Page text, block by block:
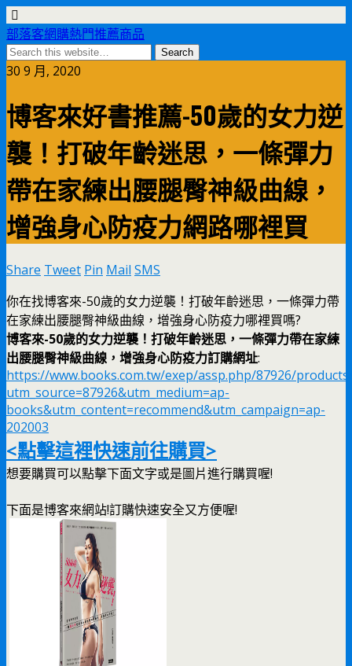
部落客網購熱門推薦商品
30 9 月, 2020
博客來好書推薦-50歲的女力逆
襲！打破年齡迷思，一條彈力
帶在家練出腰腿臀神級曲線，
增強身心防疫力網路哪裡買
Share Tweet Pin Mail SMS
你在找博客來-50歲的女力逆襲！打破年齡迷思，一條彈力帶
在家練出腰腿臀神級曲線，增強身心防疫力哪裡買嗎?
博客來-50歲的女力逆襲！打破年齡迷思，一條彈力帶在家練
出腰腿臀神級曲線，增強身心防疫力訂購網址:
https://www.books.com.tw/exep/assp.php/87926/
utm_source=87926&utm_medium=ap-
books&utm_content=recommend&utm_campaign=ap-
202003
<點擊這裡快速前往購買>
想要購買可以點擊下面文字或是圖片進行購買喔!
下面是博客來網站!訂購快速安全又方便喔!